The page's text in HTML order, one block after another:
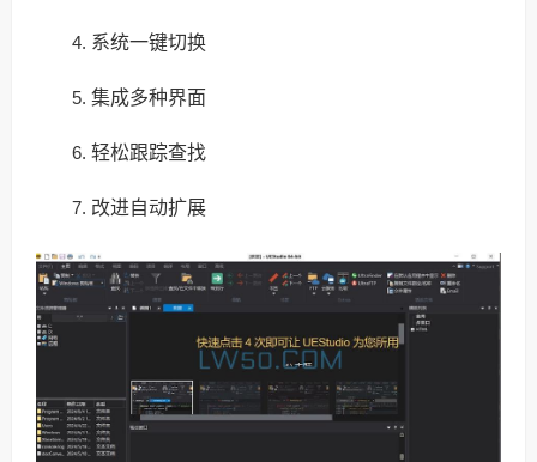
系统一键切换
集成多种界面
轻松跟踪查找
改进自动扩展